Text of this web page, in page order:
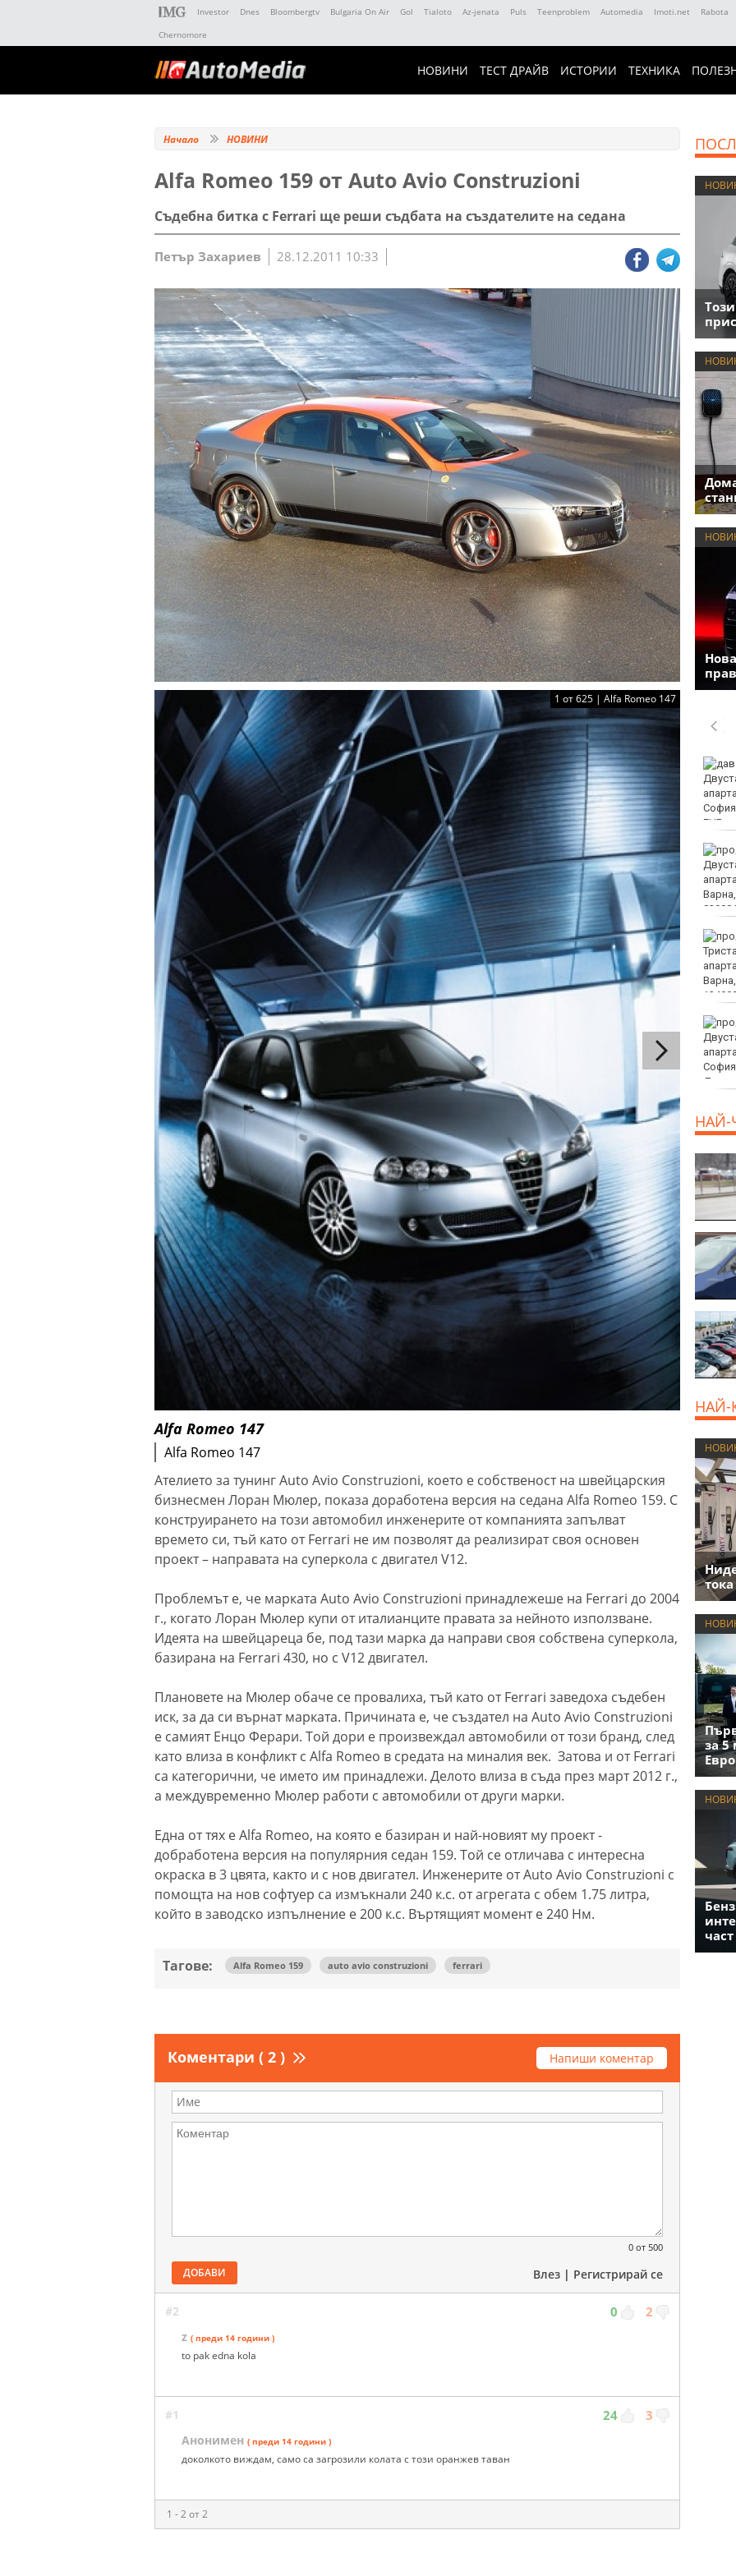
Investor Dnes Bloombergtv Bulgaria On Air Gol Tialoto Az-jenata Puls Teenproblem Automedia Imoti.net Rabota
Chernomore
НОВИНИ ТЕСТ ДРАЙВ ИСТОРИИ ТЕХНИКА
Начало НОВИНИ
Alfa Romeo 159 от Auto Avio Construzioni
Съдебна битка с Ferrari ще реши съдбата на създателите на седана
Петър Захариев 28.12.2011 10:33
1 от 625 | Alfa Romeo 147
Alfa Romeo 147
Alfa Romeo 147
Ателието за тунинг Auto Avio Construzioni, което е собственост на швейцарския
бизнесмен Лоран Мюлер, показа доработена версия на седана Alfa Romeo 159. С
конструирането на този автомобил инженерите от компанията запълват
времето си, тъй като от Ferrari не им позволят да реализират своя основен
проект – направата на суперкола с двигател V12.
Проблемът е, че марката Auto Avio Construzioni принадлежеше на Ferrari до 2004
г., когато Лоран Мюлер купи от италианците правата за нейното използване.
Идеята на швейцареца бе, под тази марка да направи своя собствена суперкола,
базирана на Ferrari 430, но с V12 двигател.
Плановете на Мюлер обаче се провалиха, тъй като от Ferrari заведоха съдебен
иск, за да си върнат марката. Причината е, че създател на Auto Avio Construzioni
е самият Енцо Ферари. Той дори е произвеждал автомобили от този бранд, след
като влиза в конфликт с Alfa Romeo в средата на миналия век. Затова и от Ferrari
са категорични, че името им принадлежи. Делото влиза в съда през март 2012 г.,
а междувременно Мюлер работи с автомобили от други марки.
Една от тях е Alfa Romeo, на която е базиран и най-новият му проект -
добработена версия на популярния седан 159. Той се отличава с интересна
окраска в 3 цвята, както и с нов двигател. Инженерите от Auto Avio Construzioni с
помощта на нов софтуер са измъкнали 240 к.с. от агрегата с обем 1.75 литра,
който в заводско изпълнение е 200 к.с. Въртящият момент е 240 Нм.
Тагове: Alfa Romeo 159 auto avio construzioni ferrari
Коментари ( 2 ) Напиши коментар
0 от 500
ДОБАВИ Влез | Регистрирай се
#2 0 2
z ( преди 14 години )
to pak edna kola
#1 24 3
Анонимен ( преди 14 години )
доколкото виждам, само са загрозили колата с този оранжев таван
1 - 2 от 2
МО: Дронът край
Кардам най-вероятно е
"Майя" и е широко
използван от Украйна
Хороскоп за 9 август
2026
Медицински
хеликоптери проведоха
две успешни операции
училище във Варна
НАЙ-
НАЙ-
за 5
част